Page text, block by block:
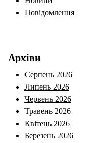
Повідомлення
Архіви
Серпень 2026
Липень 2026
Червень 2026
Травень 2026
Квітень 2026
Березень 2026